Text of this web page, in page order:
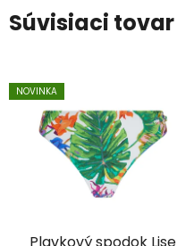
Súvisiaci tovar
NOVINKA